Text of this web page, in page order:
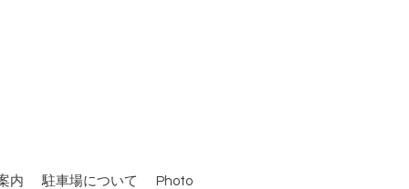
内 駐車場について
Photo